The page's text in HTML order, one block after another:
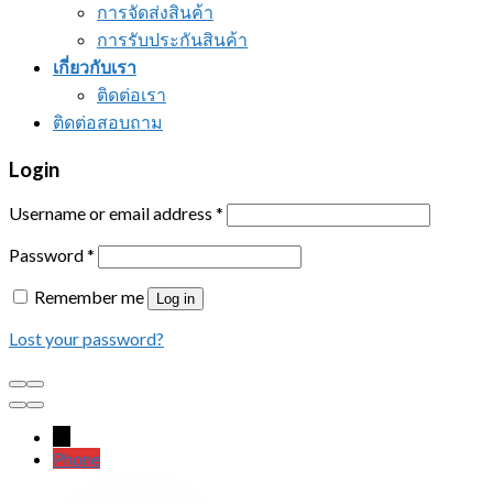
การจัดส่งสินค้า
การรับประกันสินค้า
เกี่ยวกับเรา
ติดต่อเรา
ติดต่อสอบถาม
Login
Username or email address *
Password*
Remember me
Log in
Lost your password?
Phone